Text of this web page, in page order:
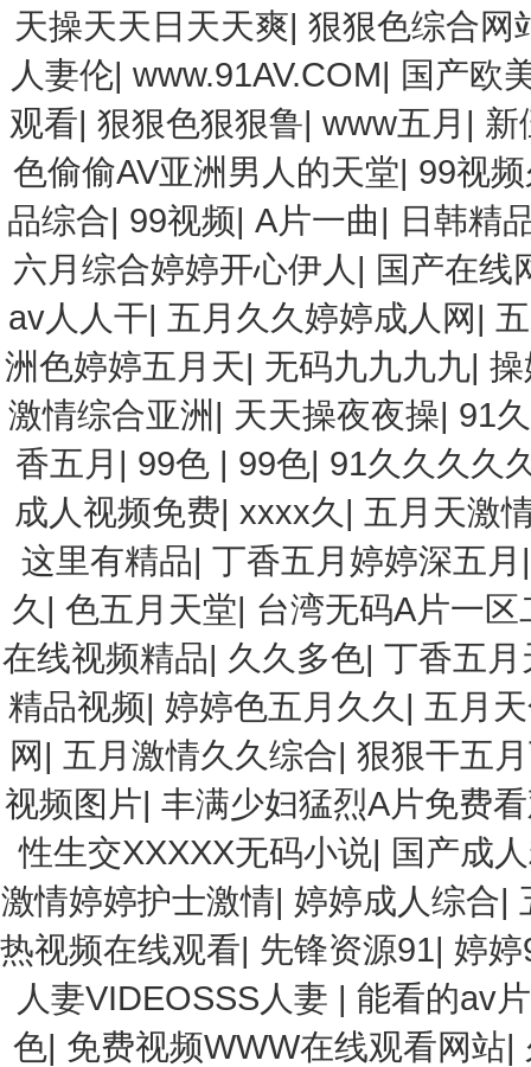
天操天天日天天爽| 狠狠色综合网
人妻伦|www.91AV.COM| 国产欧
观看|狠狠色狠狠鲁|www五月 | 新
色偷偷AV亚洲男人的天堂| 99视
品综合| 99视频|A片一曲| 日韩精
六月综合婷婷开心伊人 | 国产在线
av人人干| 五月久久婷婷成人网|
洲色婷婷五月天| 无码九九九九|
激情综合亚洲 | 天天操夜夜操| 91
香五月 | 99色 | 99色| 91久久久久
成人视频免费|xxxx久 | 五月天激
这里有精品| 丁香五月婷婷深五月
久 | 色五月天堂| 台湾无码A片一区
在线视频精品| 久久多色| 丁香五
精品视频| 婷婷色五月久久 | 五月
网| 五月激情久久综合|狠狠干五
视频图片| 丰满少妇猛烈A片免费
性生交XXXXX无码小说| 国产成
激情婷婷护士激情| 婷婷成人综合|
热视频在线观看| 先锋资源91| 婷婷
人妻VIDEOSSS人妻 | 能看的av片
色| 免费视频WWW在线观看网站|